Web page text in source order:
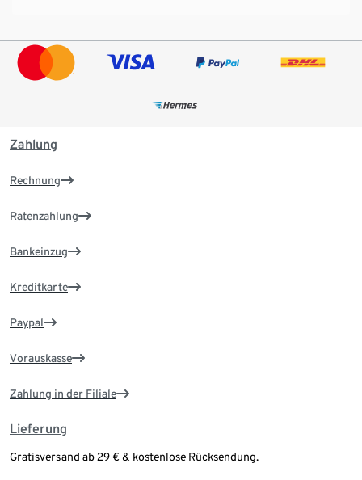
Zahlung
Rechnung
Ratenzahlung
Bankeinzug
Kreditkarte
Paypal
Vorauskasse
Zahlung in der Filiale
Lieferung
Gratisversand ab 29 € & kostenlose Rücksendung.